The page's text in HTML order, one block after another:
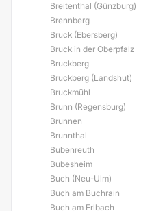
Breitenthal (Günzburg)
Brennberg
Bruck (Ebersberg)
Bruck in der Oberpfalz
Bruckberg
Bruckberg (Landshut)
Bruckmühl
Brunn (Regensburg)
Brunnen
Brunnthal
Bubenreuth
Bubesheim
Buch (Neu-Ulm)
Buch am Buchrain
Buch am Erlbach